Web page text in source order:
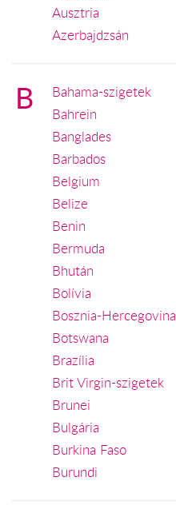
Ausztria
Azerbajdzsán
B
Bahama-szigetek
Bahrein
Banglades
Barbados
Belgium
Belize
Benin
Bermuda
Bhután
Bolívia
Bosznia-Hercegovina
Botswana
Brazília
Brit Virgin-szigetek
Brunei
Bulgária
Burkina Faso
Burundi